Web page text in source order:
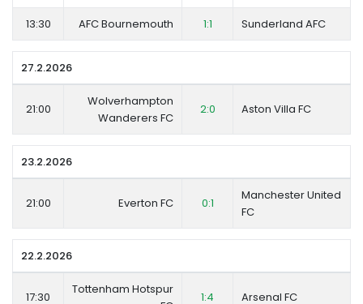
13:30 AFC Bournemouth 1:1 Sunderland AFC
27.2.2026
21:00
Wolverhampton
Wanderers FC
2:0 Aston Villa FC
23.2.2026
21:00 Everton FC 0:1
Manchester United
FC
22.2.2026
17:30
Tottenham Hotspur
1:4 Arsenal FC